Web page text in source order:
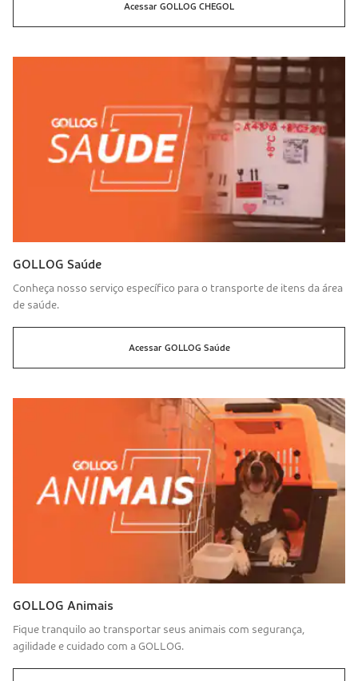
Acessar GOLLOG CHEGOL
GOLLOG Saúde
Conheça nosso serviço específico para o transporte de itens da área
de saúde.
Acessar GOLLOG Saúde
GOLLOG Animais
Fique tranquilo ao transportar seus animais com segurança,
agilidade e cuidado com a GOLLOG.